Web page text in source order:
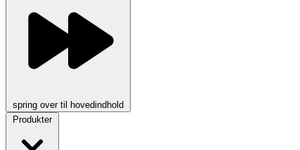
spring over til hovedindhold
Produkter